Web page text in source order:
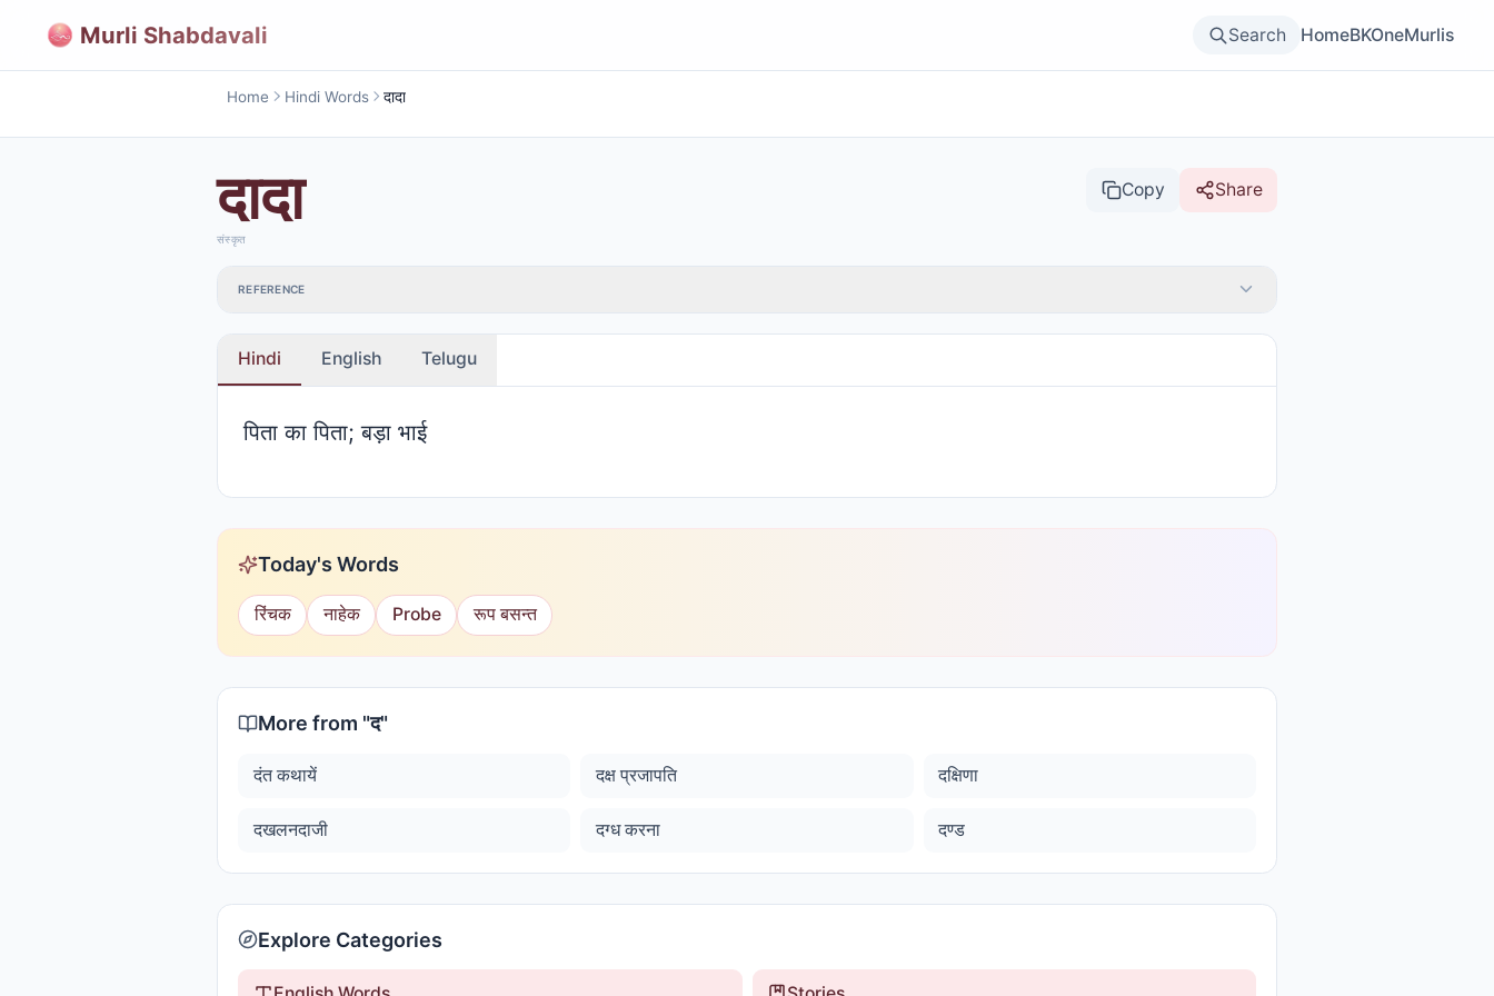
Murli Shabdavali Search HomeBKOneMurlis
Home Hindi Words दादा
दादा Copy Share
संस्कृत
REFERENCE
Hindi English Telugu
पिता का पिता; बड़ा भाई
Today's Words
रिंचक नाहेक Probe रूप बसन्त
More from "द"
दंत कथायें दक्ष प्रजापति दक्षिणा
दखलनदाजी दग्ध करना दण्ड
Explore Categories